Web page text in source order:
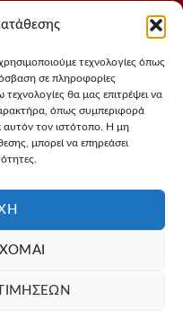
τεχνολογίες όπως
σε πληροφορίες
θα μας επιτρέψει να
όπως συμπεριφορά
αυτόν τον ιστότοπο. Η μη
μπορεί να επηρεάσει